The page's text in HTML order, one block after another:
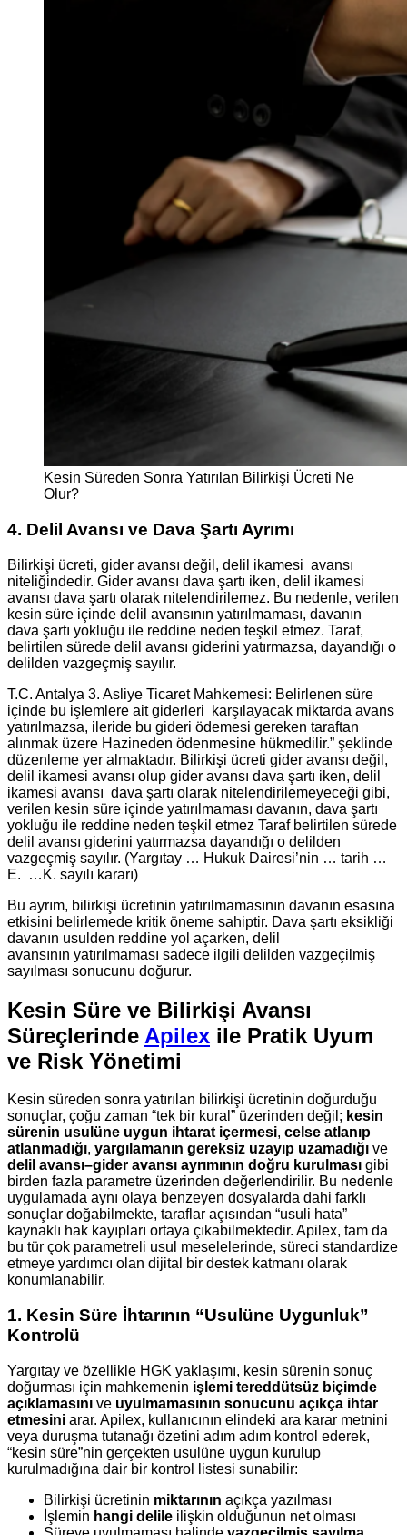
Kesin Süreden Sonra Yatırılan Bilirkişi Ücreti Ne
Olur?
4. Delil Avansı ve Dava Şartı Ayrımı
Bilirkişi ücreti, gider avansı değil, delil ikamesi avansı
niteliğindedir. Gider avansı dava şartı iken, delil ikamesi
avansı dava şartı olarak nitelendirilemez. Bu nedenle, verilen
kesin süre içinde delil avansının yatırılmaması, davanın
dava şartı yokluğu ile reddine neden teşkil etmez. Taraf,
belirtilen sürede delil avansı giderini yatırmazsa, dayandığı o
delilden vazgeçmiş sayılır.
T.C. Antalya 3. Asliye Ticaret Mahkemesi: Belirlenen süre
içinde bu işlemlere ait giderleri karşılayacak miktarda avans
yatırılmazsa, ileride bu gideri ödemesi gereken taraftan
alınmak üzere Hazineden ödenmesine hükmedilir.” şeklinde
düzenleme yer almaktadır. Bilirkişi ücreti gider avansı değil,
delil ikamesi avansı olup gider avansı dava şartı iken, delil
ikamesi avansı dava şartı olarak nitelendirilemeyeceği gibi,
verilen kesin süre içinde yatırılmaması davanın, dava şartı
yokluğu ile reddine neden teşkil etmez Taraf belirtilen sürede
delil avansı giderini yatırmazsa dayandığı o delilden
vazgeçmiş sayılır. (Yargıtay … Hukuk Dairesi’nin … tarih …
E. …K. sayılı kararı)
Bu ayrım, bilirkişi ücretinin yatırılmamasının davanın esasına
etkisini belirlemede kritik öneme sahiptir. Dava şartı eksikliği
davanın usulden reddine yol açarken, delil
avansının yatırılmaması sadece ilgili delilden vazgeçilmiş
sayılması sonucunu doğurur.
Kesin Süre ve Bilirkişi Avansı
Süreçlerinde Apilex ile Pratik Uyum
ve Risk Yönetimi
Kesin süreden sonra yatırılan bilirkişi ücretinin doğurduğu
sonuçlar, çoğu zaman “tek bir kural” üzerinden değil; kesin
sürenin usulüne uygun ihtarat içermesi, celse atlanıp
atlanmadığı, yargılamanın gereksiz uzayıp uzamadığı ve
delil avansı–gider avansı ayrımının doğru kurulması gibi
birden fazla parametre üzerinden değerlendirilir. Bu nedenle
uygulamada aynı olaya benzeyen dosyalarda dahi farklı
sonuçlar doğabilmekte, taraflar açısından “usuli hata”
kaynaklı hak kayıpları ortaya çıkabilmektedir. Apilex, tam da
bu tür çok parametreli usul meselelerinde, süreci standardize
etmeye yardımcı olan dijital bir destek katmanı olarak
konumlanabilir.
1. Kesin Süre İhtarının “Usulüne Uygunluk”
Kontrolü
Yargıtay ve özellikle HGK yaklaşımı, kesin sürenin sonuç
doğurması için mahkemenin işlemi tereddütsüz biçimde
açıklamasını ve uyulmamasının sonucunu açıkça ihtar
etmesini arar. Apilex, kullanıcının elindeki ara karar metnini
veya duruşma tutanağı özetini adım adım kontrol ederek,
“kesin süre”nin gerçekten usulüne uygun kurulup
kurulmadığına dair bir kontrol listesi sunabilir:
Bilirkişi ücretinin miktarının açıkça yazılması
İşlemin hangi delile ilişkin olduğunun net olması